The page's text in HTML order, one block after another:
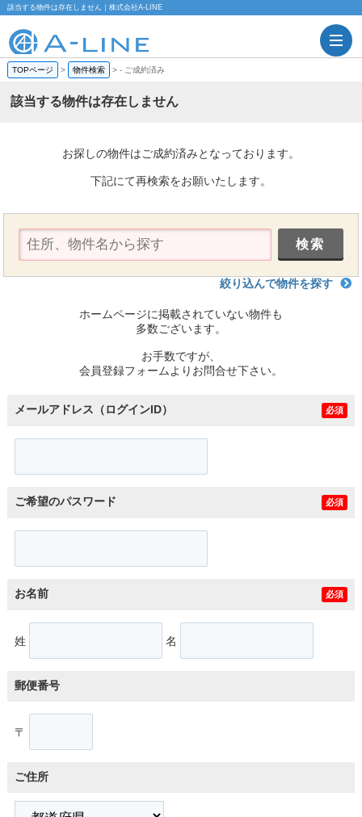
該当する物件は存在しません｜株式会社A-LINE
TOPページ > 物件検索 >- ご成約済み
該当する物件は存在しません
お探しの物件はご成約済みとなっております。
下記にて再検索をお願いたします。
絞り込んで物件を探す
ホームページに掲載されていない物件も
多数ございます。
お手数ですが、
会員登録フォームよりお問合せ下さい。
メールアドレス（ログインID） 必須
ご希望のパスワード 必須
お名前 必須
姓 名
郵便番号
〒
ご住所